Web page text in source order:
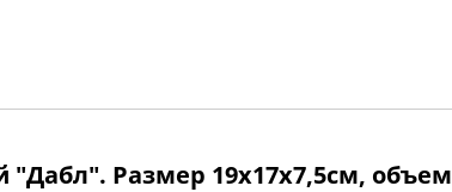
"Дабл". Размер 19х17х7,5см, объем